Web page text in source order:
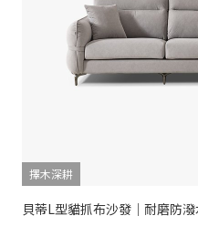
擇木深耕